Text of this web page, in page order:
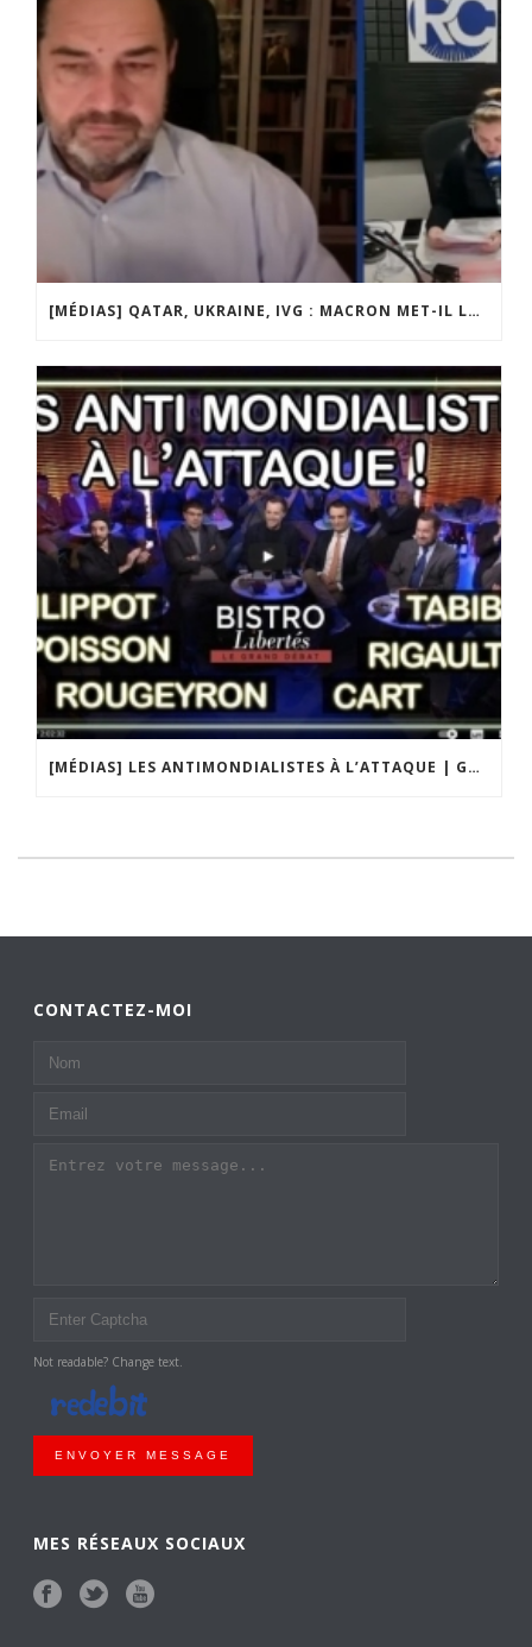
[MÉDIAS] QATAR, UKRAINE, IVG : MACRON MET-IL LA FRANCE EN DANGER ? JF POISSON INVITÉ DE LIGNE DROITE SUR RADIO COURTOISIE
[MÉDIAS] LES ANTIMONDIALISTES À L’ATTAQUE | GRAND DÉBAT DE BRISTO LIBERTÉS
CONTACTEZ-MOI
Not readable? Change text.
ENVOYER MESSAGE
MES RÉSEAUX SOCIAUX